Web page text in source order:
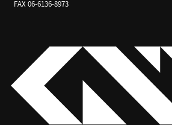
FAX 06-6136-8973